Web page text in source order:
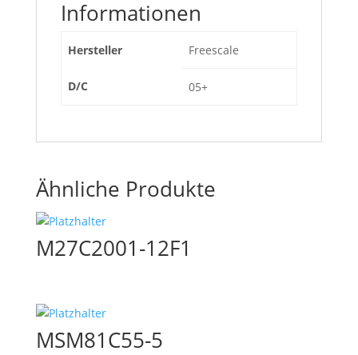
Informationen
Hersteller Freescale
D/C 05+
Ähnliche Produkte
M27C2001-12F1
MSM81C55-5